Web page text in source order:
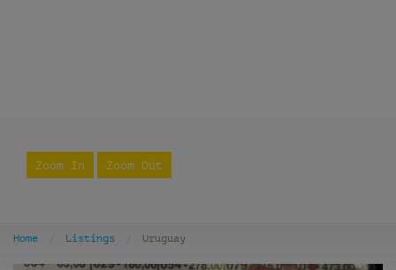
Zoom In Zoom Out
Home Listings Uruguay